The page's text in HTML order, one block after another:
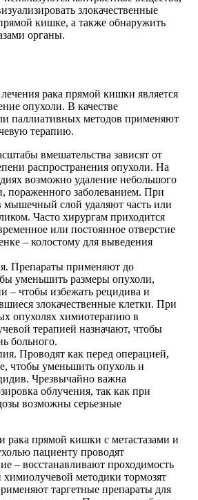
злокачественные
кишке, а также обнаружить
органы.
рака прямой кишки является
опухоли. В качестве
паллиативных методов применяют
терапию.
вмешательства зависят от
распространения опухоли. На
возможно удаление небольшого
пораженного заболеванием. При
мышечный слой удаляют часть или
Часто хирургам приходится
или постоянное отверстие
– колостому для выведения
Препараты применяют до
уменьшить размеры опухоли,
– чтобы избежать рецидива и
злокачественные клетки. При
опухолях химиотерапию в
терапией назначают, чтобы
больного.
Проводят как перед операцией,
чтобы уменьшить опухоль и
Чрезвычайно важна
облучения, так как при
возможны серьезные
рака прямой кишки с метастазами и
пациенту проводят
– восстанавливают проходимость
методики тормозят
таргетные препараты для